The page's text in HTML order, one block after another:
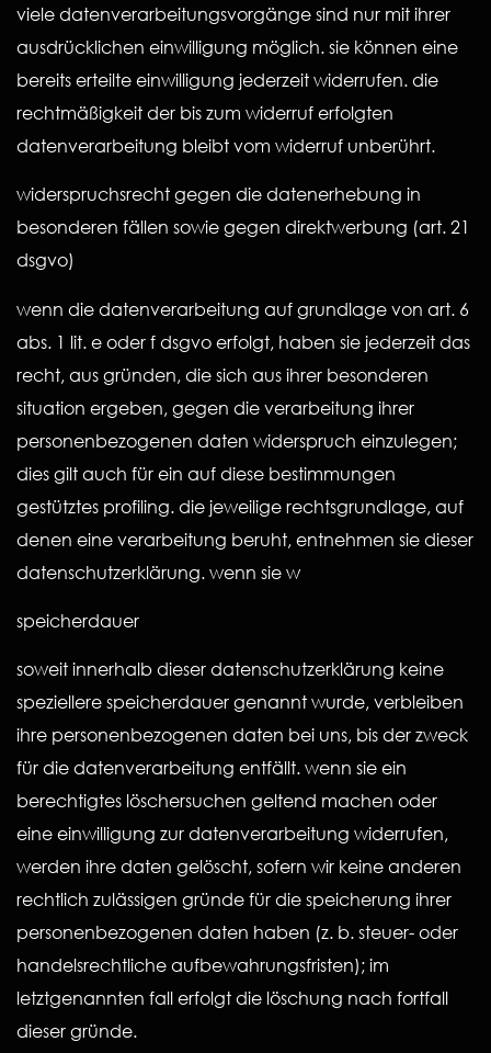
viele datenverarbeitungsvorgänge sind nur mit ihrer
ausdrücklichen einwilligung möglich. sie können eine
bereits erteilte einwilligung jederzeit widerrufen. die
rechtmäßigkeit der bis zum widerruf erfolgten
datenverarbeitung bleibt vom widerruf unberührt.
widerspruchsrecht gegen die datenerhebung in
besonderen fällen sowie gegen direktwerbung (art. 21
dsgvo)
wenn die datenverarbeitung auf grundlage von art. 6
abs. 1 lit. e oder f dsgvo erfolgt, haben sie jederzeit das
recht, aus gründen, die sich aus ihrer besonderen
situation ergeben, gegen die verarbeitung ihrer
personenbezogenen daten widerspruch einzulegen;
dies gilt auch für ein auf diese bestimmungen
gestütztes profiling. die jeweilige rechtsgrundlage, auf
denen eine verarbeitung beruht, entnehmen sie dieser
datenschutzerklärung. wenn sie w
speicherdauer
soweit innerhalb dieser datenschutzerklärung keine
speziellere speicherdauer genannt wurde, verbleiben
ihre personenbezogenen daten bei uns, bis der zweck
für die datenverarbeitung entfällt. wenn sie ein
berechtigtes löschersuchen geltend machen oder
eine einwilligung zur datenverarbeitung widerrufen,
werden ihre daten gelöscht, sofern wir keine anderen
rechtlich zulässigen gründe für die speicherung ihrer
personenbezogenen daten haben (z. b. steuer- oder
handelsrechtliche aufbewahrungsfristen); im
letztgenannten fall erfolgt die löschung nach fortfall
dieser gründe.